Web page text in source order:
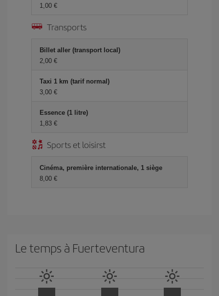
1,00 €
Transports
Billet aller (transport local)
2,00 €
Taxi 1 km (tarif normal)
3,00 €
Essence (1 litre)
1,83 €
Sports et loisirst
Cinéma, première internationale, 1 siège
8,00 €
Le temps à Fuerteventura